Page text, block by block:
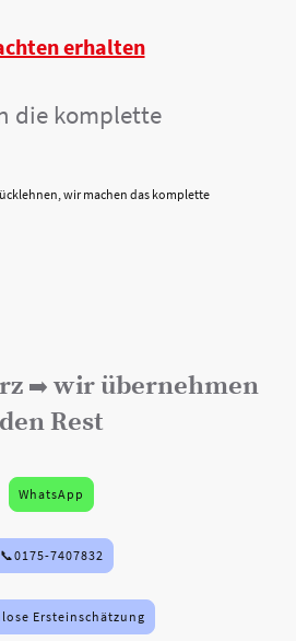
erhalten
die komplette
wir machen das komplette
➡️ wir übernehmen
den Rest
WhatsApp
📞0175-7407832
Ersteinschätzung